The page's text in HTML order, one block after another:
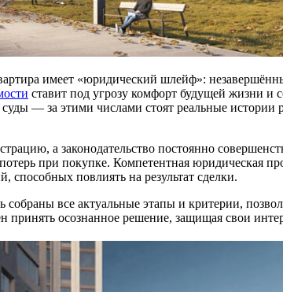
имеет «юридический шлейф»:
ставит под угрозу комфорт будущей жизни и
— за этими числами стоят реальные
а законодательство постоянно
при покупке. Компетентная юридическая
способных повлиять на результат сделки.
собраны все актуальные этапы и критерии,
осознанное решение, защищая свои